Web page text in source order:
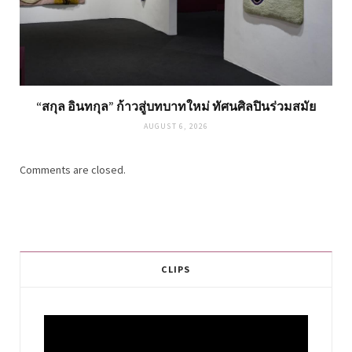
“สกุล อินทกุล” ก้าวสู่บทบาทใหม่ ทัศนศิลปินร่วมสมัย
AUGUST 6, 2026
Comments are closed.
CLIPS